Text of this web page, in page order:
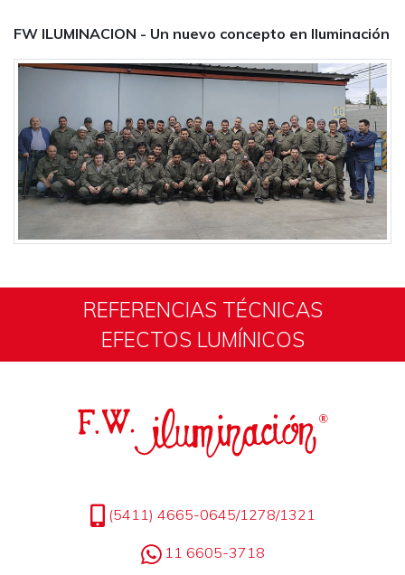
FW ILUMINACION - Un nuevo concepto en Iluminación
REFERENCIAS TÉCNICAS
EFECTOS LUMÍNICOS
(5411) 4665-0645/1278/1321
11 6605-3718